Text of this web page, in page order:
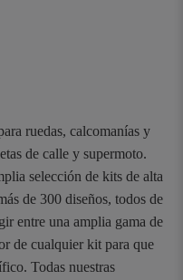
ruedas, calcomanías y
de calle y supermoto.
selección de kits de alta
de 300 diseños, todos de
entre una amplia gama de
de cualquier kit para que
Todas nuestras